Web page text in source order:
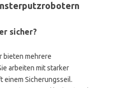
sicher?
bieten mehrere
arbeiten mit starker
einem Sicherungsseil.